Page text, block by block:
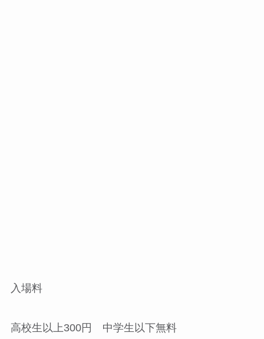
入場料
高校生以上300円 中学生以下無料